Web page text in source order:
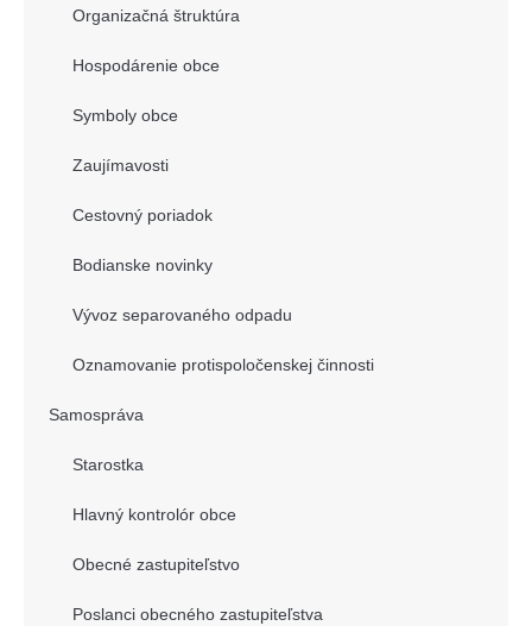
Organizačná štruktúra
Hospodárenie obce
Symboly obce
Zaujímavosti
Cestovný poriadok
Bodianske novinky
Vývoz separovaného odpadu
Oznamovanie protispoločenskej činnosti
Samospráva
Starostka
Hlavný kontrolór obce
Obecné zastupiteľstvo
Poslanci obecného zastupiteľstva